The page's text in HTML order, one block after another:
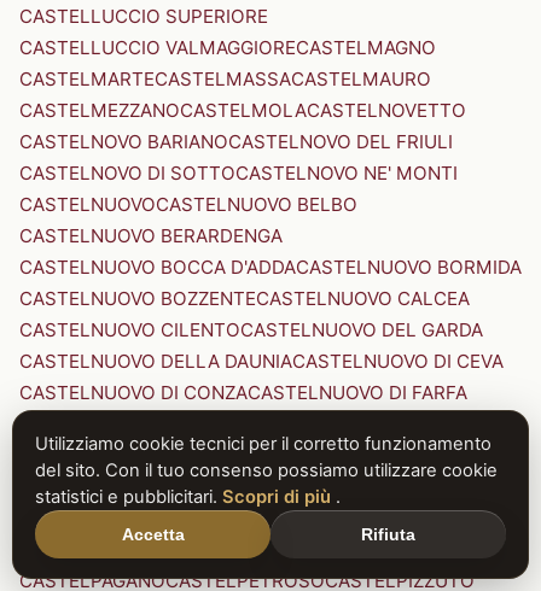
CASTELLUCCIO SUPERIORE
CASTELLUCCIO VALMAGGIORECASTELMAGNO
CASTELMARTECASTELMASSACASTELMAURO
CASTELMEZZANOCASTELMOLACASTELNOVETTO
CASTELNOVO BARIANOCASTELNOVO DEL FRIULI
CASTELNOVO DI SOTTOCASTELNOVO NE' MONTI
CASTELNUOVOCASTELNUOVO BELBO
CASTELNUOVO BERARDENGA
CASTELNUOVO BOCCA D'ADDACASTELNUOVO BORMIDA
CASTELNUOVO BOZZENTECASTELNUOVO CALCEA
CASTELNUOVO CILENTOCASTELNUOVO DEL GARDA
CASTELNUOVO DELLA DAUNIACASTELNUOVO DI CEVA
CASTELNUOVO DI CONZACASTELNUOVO DI FARFA
CASTELNUOVO DI PORTO CASTELNUOVO DON BOSCO
CASTELNUOVO MAGRACASTELNUOVO NIGRA
CASTELNUOVO PARANOCASTELNUOVO RANGONE
CASTELNUOVO SCRIVIA
CASTELNUOVO VAL DI CECINA
CASTELPAGANOCASTELPETROSOCASTELPIZZUTO
Utilizziamo cookie tecnici per il corretto funzionamento
del sito. Con il tuo consenso possiamo utilizzare cookie
statistici e pubblicitari. Scopri di più .
Accetta Rifiuta